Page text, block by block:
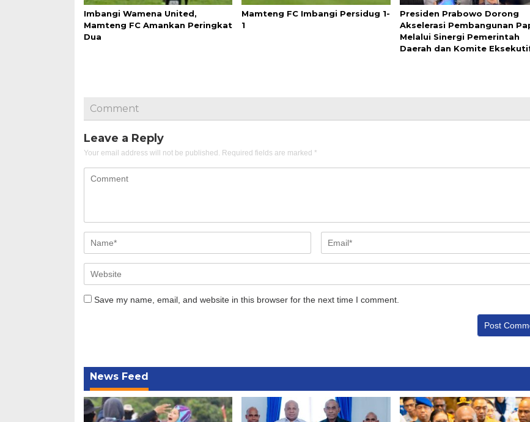
Imbangi Wamena United,
Mamteng FC Amankan Peringkat
Dua
Mamteng FC Imbangi Persidug 1-
1
Presiden Prabowo Dorong
Akselerasi Pembangunan
Melalui Sinergi Pemerintah
Daerah dan Komite
Comment
Leave a Reply
Your email address will not be published. Required fields are marked *
Save my name, email, and website in this browser for the next time I comment.
News Feed